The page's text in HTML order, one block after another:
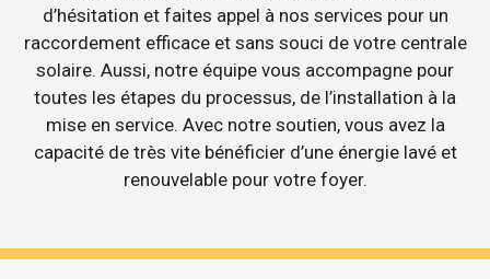
d’hésitation et faites appel à nos services pour un
raccordement efficace et sans souci de votre centrale
solaire. Aussi, notre équipe vous accompagne pour
toutes les étapes du processus, de l’installation à la
mise en service. Avec notre soutien, vous avez la
capacité de très vite bénéficier d’une énergie lavé et
renouvelable pour votre foyer.